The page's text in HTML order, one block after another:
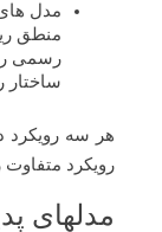
مدل
منطق
رسمی
رویکرد متفاوت
مدلهای